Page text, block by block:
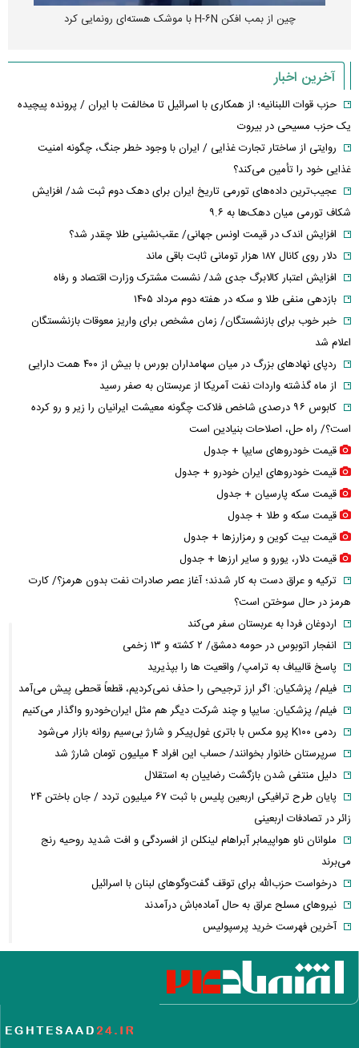
چین از بمب افکن H-۶N با موشک هسته‌ای رونمایی کرد
آخرین اخبار
حزب قوات اللبنانیه؛ از همکاری با اسرائیل تا مخالفت با ایران / پرونده پیچیده
یک حزب مسیحی در بیروت
روایتی از ساختار تجارت غذایی / ایران با وجود خطر جنگ، چگونه امنیت
غذایی خود را تأمین می‌کند؟
عجیب‌ترین داده‌های تورمی تاریخ ایران برای دهک دوم ثبت شد/ افزایش
شکاف تورمی میان دهک‌ها به ۹.۶
افزایش اندک در قیمت اونس جهانی/ عقب‌نشینی طلا چقدر شد؟
دلار روی کانال ۱۸۷ هزار تومانی ثابت باقی ماند
افزایش اعتبار کالابرگ جدی شد/ نشست مشترک وزارت اقتصاد و رفاه
بازدهی منفی طلا و سکه در هفته دوم مرداد ۱۴۰۵
خبر خوب برای بازنشستگان/ زمان مشخص برای واریز معوقات بازنشستگان
اعلام شد
ردپای نهاد‌های بزرگ در میان سهامداران بورس با بیش از ۴۰۰ همت دارایی
از ماه گذشته واردات نفت آمریکا از عربستان به صفر رسید
کابوس ۹۶ درصدی شاخص فلاکت چگونه معیشت ایرانیان را زیر و رو کرده
است؟/ راه حل، اصلاحات بنیادین است
قیمت خودرو‌های سایپا + جدول
قیمت خودرو‌های ایران خودرو + جدول
قیمت سکه پارسیان + جدول
قیمت سکه و طلا + جدول
قیمت بیت کوین و رمزارز‌ها + جدول
قیمت دلار، یورو و سایر ارز‌ها + جدول
ترکیه و عراق دست به کار شدند؛ آغاز عصر صادرات نفت بدون هرمز؟/ کارت
هرمز در حال سوختن است؟
اردوغان فردا به عربستان سفر می‌کند
انفجار اتوبوس در حومه دمشق/ ۲ کشته و ۱۳ زخمی
پاسخ قالیباف به ترامپ/ واقعیت ها را بپذیرید
فیلم/ پزشکیان: اگر ارز ترجیحی را حذف نمی‌کردیم، قطعاً قحطی پیش می‌آمد
فیلم/ پزشکیان: سایپا و چند شرکت دیگر هم مثل ایران‌خودرو واگذار می‌کنیم
ردمی K۱۰۰ پرو مکس با باتری غول‌پیکر و شارژ بی‌سیم روانه بازار می‌شود
سرپرستان خانوار بخوانند/ حساب این افراد ۴ میلیون تومان شارژ شد
دلیل منتفی شدن بازگشت رضاییان به استقلال
پایان طرح ترافیکی اربعین پلیس با ثبت ۶۷ میلیون تردد / جان باختن ۲۴
زائر در تصادفات اربعینی
ملوانان ناو هواپیمابر آبراهام لینکلن از افسردگی و افت شدید روحیه رنج
می‌برند
درخواست حزب‌الله برای توقف گفت‌وگوهای لبنان با اسرائیل
نیروهای مسلح عراق به حال آماده‌باش درآمدند
آخرین فهرست خرید پرسپولیس
روزنامه جمهوری اسلامی خواستار برخورد قضایی با باقر خرازی و نیلی شد
ضرغامی: تغییر ریل عین بصیرت است، فرصت سوزی نکنیم
تکذیب اعمال ضریب ۲.۷ برای اینترنت بین‌الملل از سوی سازمان تنظیم